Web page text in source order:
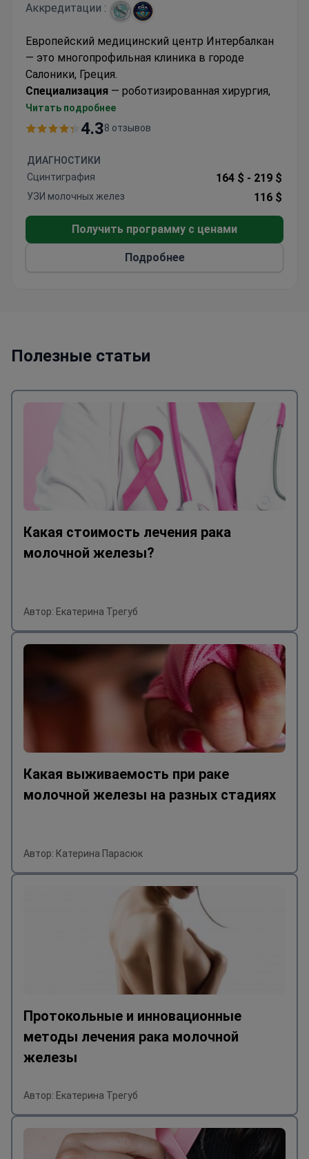
Аккредитации :
Европейский медицинский центр Интербалкан
— это многопрофильная клиника в городе
Салоники, Греция.
Специализация — роботизированная хирургия,
кардиохирургия, нейрохирургия, онкология и
комплексное обследование (check-up).
госпиталями мира
больницей общего профиля (США) и
Гарвардским университетом (США). Врачи
Интербалкана регулярно обмениваются опытом
касательно новых методик лечения с
зарубежными коллегами.
Читать подробнее
4.38 отзывов
ДИАГНОСТИКИ
Сцинтиграфия
164 $ - 219 $
УЗИ молочных желез 116 $
Получить программу с ценами
Подробнее
Полезные статьи
Какая стоимость лечения рака
молочной железы?
Автор: Екатерина Трегуб
Какая выживаемость при раке
молочной железы на разных стадиях
Автор: Катерина Парасюк
Протокольные и инновационные
методы лечения рака молочной
железы
Автор: Екатерина Трегуб